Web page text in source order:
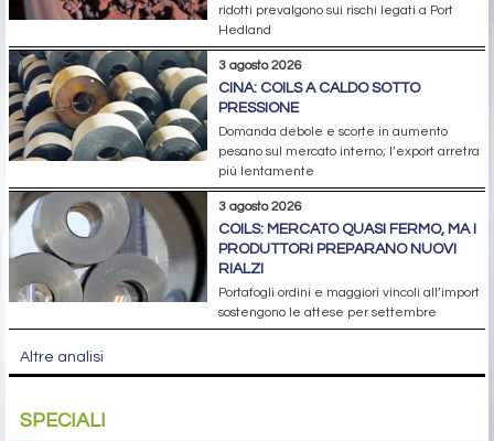
ridotti prevalgono sui rischi legati a Port
Hedland
3 agosto 2026
CINA: COILS A CALDO SOTTO
PRESSIONE
Domanda debole e scorte in aumento
pesano sul mercato interno; l’export arretra
più lentamente
3 agosto 2026
COILS: MERCATO QUASI FERMO, MA I
PRODUTTORI PREPARANO NUOVI
RIALZI
Portafogli ordini e maggiori vincoli all’import
sostengono le attese per settembre
Altre analisi
SPECIALI